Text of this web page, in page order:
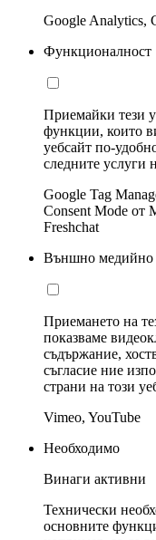
Google Analytics,
Функционалност
Приемайки тези
функции, които
уебсайт по-
следните услуги
Google Tag
Consent Mode от
Freshchat
Външно медийно
Приемането на
показваме
съдържание,
съгласие ние
страни на този
Vimeo, YouTube
Необходимо
Винаги активни
Технически
основните